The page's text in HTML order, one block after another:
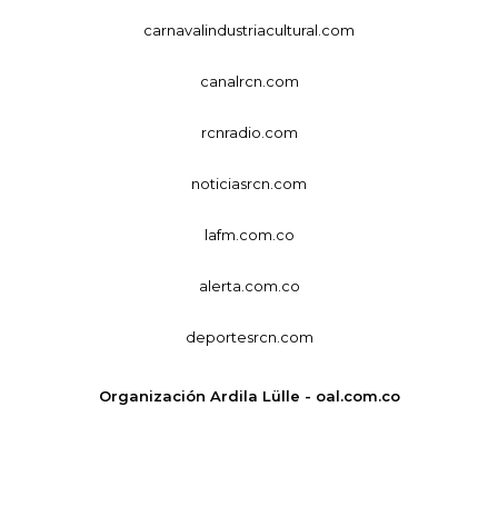
carnavalindustriacultural.com
canalrcn.com
rcnradio.com
noticiasrcn.com
lafm.com.co
alerta.com.co
deportesrcn.com
Organización Ardila Lülle - oal.com.co